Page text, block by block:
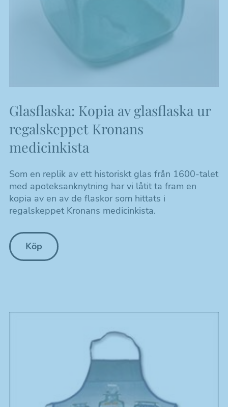
Glasflaska: Kopia av glasflaska ur
regalskeppet Kronans
medicinkista
Som en replik av ett historiskt glas från 1600-talet
med apoteksanknytning har vi låtit ta fram en
kopia av en av de flaskor som hittats i
regalskeppet Kronans medicinkista.
Köp
Nödvändiga